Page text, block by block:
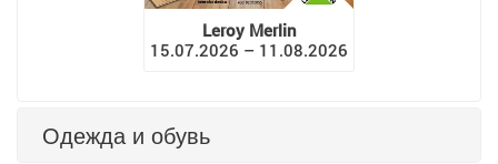
Leroy Merlin
15.07.2026 – 11.08.2026
Одежда и обувь